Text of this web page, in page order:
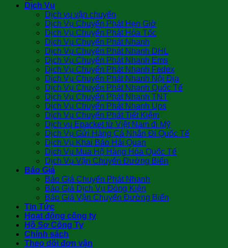
Dịch Vụ
Dịch vụ vận chuyển
Dịch Vụ Chuyển Phát Hẹn Giờ
Dịch Vụ Chuyển Phát Hỏa Tốc
Dịch Vụ Chuyển Phát Nhanh
Dịch Vụ Chuyển Phát Nhanh DHL
Dịch Vụ Chuyển Phát Nhanh Ems
Dịch Vụ Chuyển Phát Nhanh Fedex
Dịch Vụ Chuyển Phát Nhanh Nội Địa
Dịch Vụ Chuyển Phát Nhanh Quốc Tế
Dịch Vụ Chuyển Phát Nhanh TNT
Dịch Vụ Chuyển Phát Nhanh Ups
Dịch Vụ Chuyển Phát Tiết Kiệm
Dịch vụ Epacket từ Việt Nam đi Mỹ
Dịch Vụ Gửi Hàng Cá Nhân Đi Quốc Tế
Dịch Vụ Khai Báo Hải Quan
Dịch Vụ Mua Hộ Hàng Hóa Quốc Tế
Dịch Vụ Vận Chuyển Đường Biển
Báo Giá
Báo Giá Chuyển Phát Nhanh
Báo Giá Dịch Vụ Đóng Kiện
Báo Giá Vận Chuyển Đường Biển
Tin Tức
Hoạt động công ty
Hồ Sơ Công Ty
Chính sách
Theo dõi đơn vận